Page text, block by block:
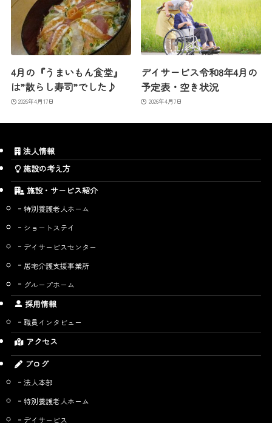
4月の『うまいもん食堂』
は”散らし寿司”でした♪
2026年4月17日
デイサービス令和8年4月の
予定表・空き状況
2026年4月7日
法人情報
施設の考え方
施設・サービス紹介
特別養護老人ホーム
ショートステイ
デイサービスセンター
居宅介護支援事業所
グループホーム
採用情報
職員インタビュー
アクセス
ブログ
法人本部
特別養護老人ホーム
デイサービス